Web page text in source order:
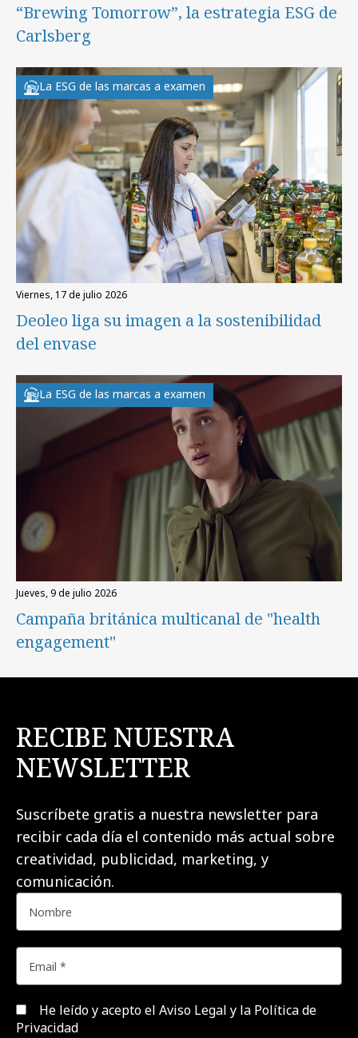
“Brewing Tomorrow”, la estrategia ESG de
Carlsberg
La ESG de las marcas a examen
viernes, 17 de julio 2026
Deoleo liga su imagen a la sostenibilidad
del envase
La ESG de las marcas a examen
jueves, 9 de julio 2026
Campaña británica multicanal de "health
engagement"
RECIBE NUESTRA
NEWSLETTER
Suscríbete gratis a nuestra newsletter para
recibir cada día el contenido más actual sobre
creatividad, publicidad, marketing, y
comunicación.
He leído y acepto el Aviso Legal y la Política de
Privacidad